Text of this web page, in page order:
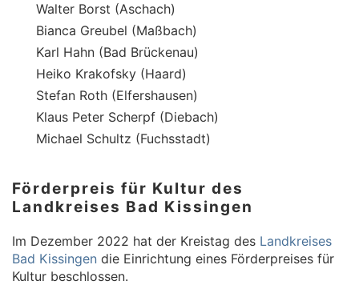
Walter Borst (Aschach)
Bianca Greubel (Maßbach)
Karl Hahn (Bad Brückenau)
Heiko Krakofsky (Haard)
Stefan Roth (Elfershausen)
Klaus Peter Scherpf (Diebach)
Michael Schultz (Fuchsstadt)
Förderpreis für Kultur des
Landkreises Bad Kissingen
Im Dezember 2022 hat der Kreistag des Landkreises
Bad Kissingen die Einrichtung eines Förderpreises für
Kultur beschlossen.